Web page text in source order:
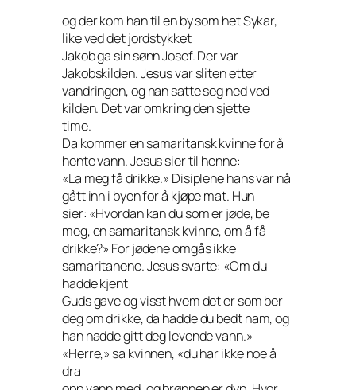
og der kom han til en by som het Sykar,
like ved det jordstykket
Jakob ga sin sønn Josef. Der var
Jakobskilden. Jesus var sliten etter
vandringen, og han satte seg ned ved
kilden. Det var omkring den sjette
time.
Da kommer en samaritansk kvinne for å
hente vann. Jesus sier til henne:
«La meg få drikke.» Disiplene hans var nå
gått inn i byen for å kjøpe mat. Hun
sier: «Hvordan kan du som er jøde, be
meg, en samaritansk kvinne, om å få
drikke?» For jødene omgås ikke
samaritanene. Jesus svarte: «Om du
hadde kjent
Guds gave og visst hvem det er som ber
deg om drikke, da hadde du bedt ham, og
han hadde gitt deg levende vann.»
«Herre,» sa kvinnen, «du har ikke noe å
dra